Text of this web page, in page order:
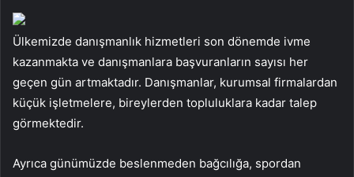
Ülkemizde danışmanlık hizmetleri son dönemde ivme
kazanmakta ve danışmanlara başvuranların sayısı her
geçen gün artmaktadır. Danışmanlar, kurumsal firmalardan
küçük işletmelere, bireylerden topluluklara kadar talep
görmektedir.
Ayrıca günümüzde beslenmeden bağcılığa, spordan